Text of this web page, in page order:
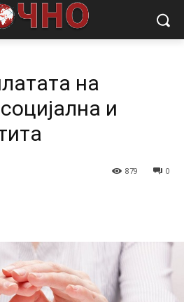
на правата од социјална и
на
и
0
879